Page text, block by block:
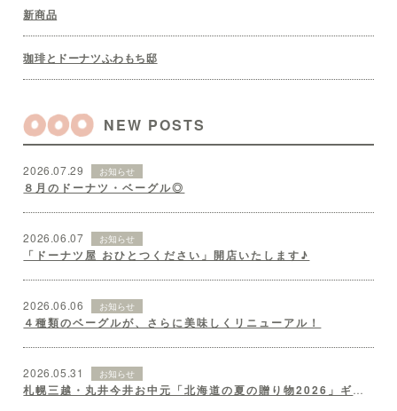
新商品
珈琲とドーナツふわもち邸
NEW POSTS
2026.07.29 お知らせ
８月のドーナツ・ベーグル◎
2026.06.07 お知らせ
「ドーナツ屋 おひとつください」開店いたします♪
2026.06.06 お知らせ
４種類のベーグルが、さらに美味しくリニューアル！
2026.05.31 お知らせ